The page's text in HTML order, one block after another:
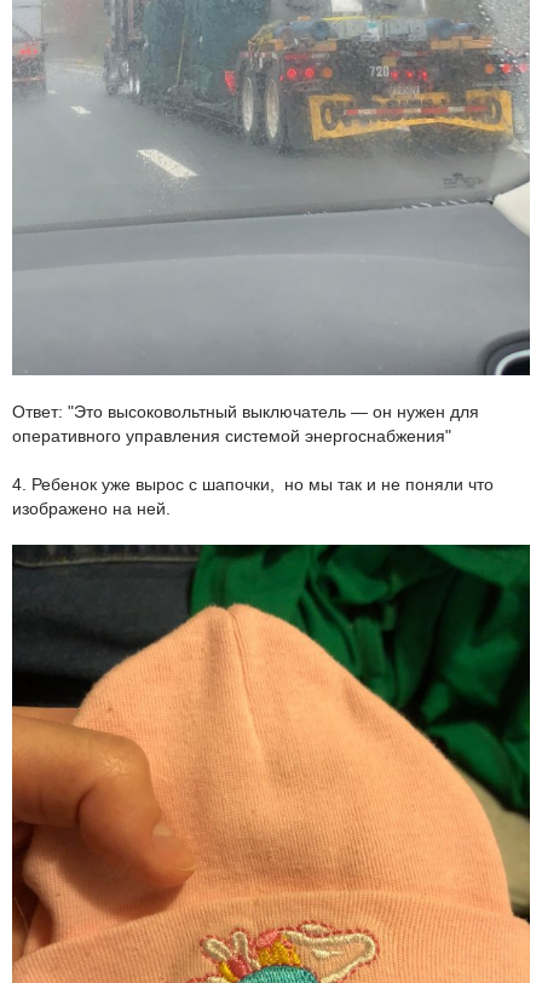
Ответ: "Это высоковольтный выключатель — он нужен для
оперативного управления системой энергоснабжения"
4. Ребенок уже вырос с шапочки, но мы так и не поняли что
изображено на ней.